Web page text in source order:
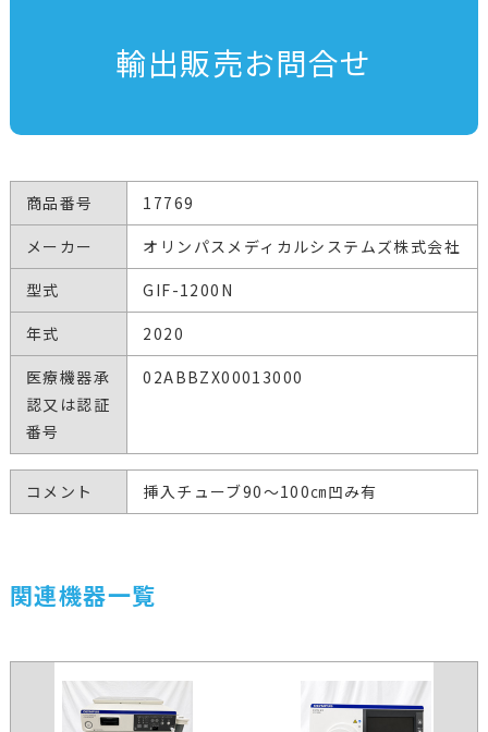
輸出販売お問合せ
商品番号
17769
メーカー
オリンパスメディカルシステムズ株式会社
型式
GIF-1200N
年式
2020
医療機器承
認又は認証
番号
02ABBZX00013000
コメント 挿入チューブ90～100㎝凹み有
関連機器一覧